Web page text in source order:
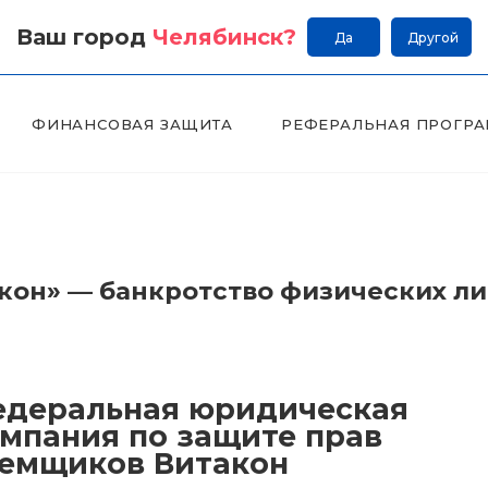
Ваш город Челябинск? Да Другой
ФИНАНСОВАЯ ЗАЩИТА РЕФЕРАЛЬНАЯ
— банкротство физических
юридическая
по защите прав
Витакон